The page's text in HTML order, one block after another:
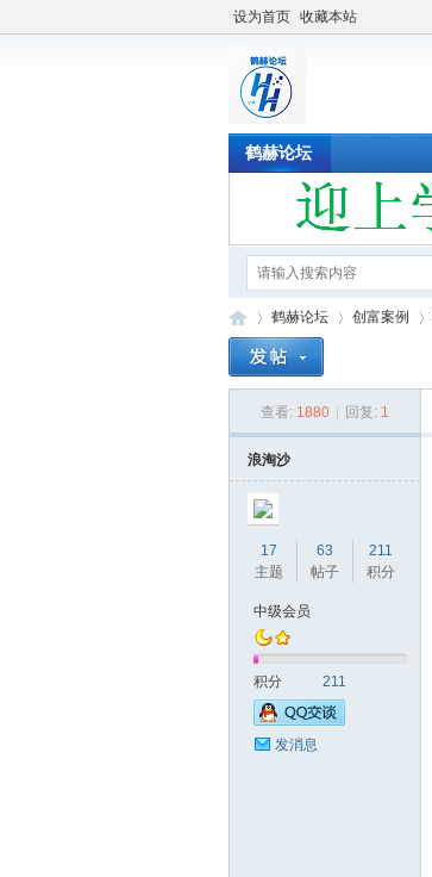
设为首页 收藏本站
鹤赫论坛
鹤赫论坛 创富案例
查看: 1880 回复: 1
浪淘沙
17
主题
63
帖子
211
积分
中级会员
积分 211
发消息